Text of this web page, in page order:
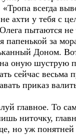
всегда
ахти у тебя с
пытаются
за
Доном.
оную шуструю
сейчас
приказ
главное. То
ниточку,
но уж